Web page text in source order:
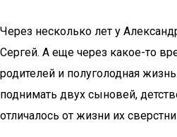
Через несколько лет у
Сергей. А еще через какое-то
родителей и полуголодная
поднимать двух сыновей,
отличалось от жизни их